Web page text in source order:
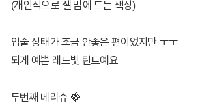
(개인적으로 젤 맘에 드는 색상)
입술 상태가 조금 안좋은 편이었지만 ㅜㅜ
되게 예쁜 레드빛 틴트예요
두번째 베리슈 🍓